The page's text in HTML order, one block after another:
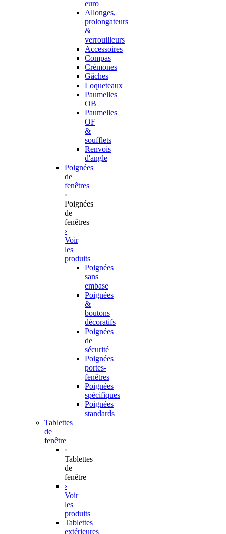
euro
Allonges,
prolongateurs
&
verrouilleurs
Accessoires
Compas
Crémones
Gâches
Loqueteaux
Paumelles
OB
Paumelles
OF
&
soufflets
Renvois
d'angle
Poignées
de
fenêtres
‹
Poignées
de
fenêtres
›
Voir
les
produits
Poignées
sans
embase
Poignées
&
boutons
décoratifs
Poignées
de
sécurité
Poignées
portes-
fenêtres
Poignées
spécifiques
Poignées
standards
Tablettes
de
fenêtre
‹
Tablettes
de
fenêtre
›
Voir
les
produits
Tablettes
extérieures